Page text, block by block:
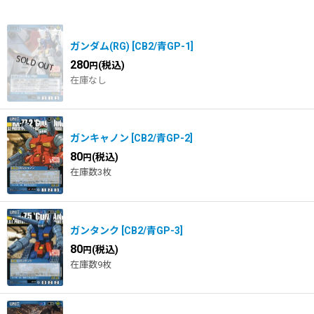
並び順: ガンダム(RG) CB2/青GP-1
280円 (税込)
在庫なし
ガンキャノン CB2/青GP-2
80円 (税込)
在庫数3枚
ガンタンク CB2/青GP-3
80円 (税込)
在庫数9枚